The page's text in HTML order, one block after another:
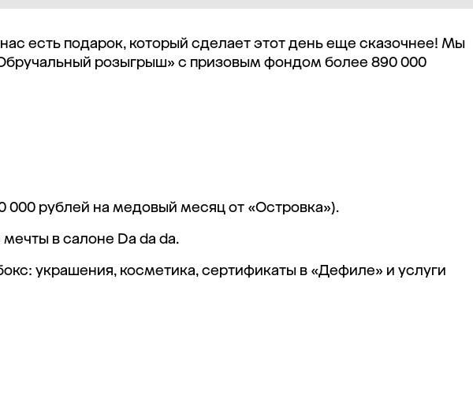
есть подарок, который сделает этот день еще сказочнее! Мы
розыгрыш» с призовым фондом более 890 000
000 рублей на медовый месяц от «Островка»).
в салоне Da da da.
украшения, косметика, сертификаты в «Дефиле» и услуги